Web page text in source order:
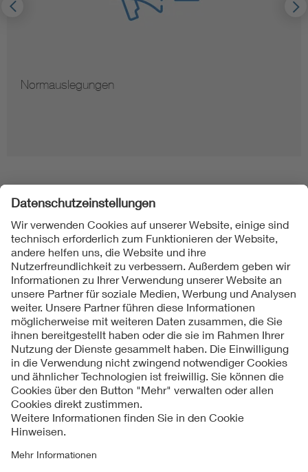
Folgen Sie uns
Kontakt
Impressum
Datenschutzinformationen
Cookie Hinweise
Compliance